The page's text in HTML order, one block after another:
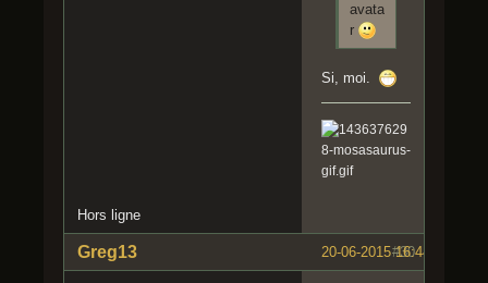
avata
r
Si, moi.
Hors ligne
#30
20-06-2015 16:44:35
Greg13